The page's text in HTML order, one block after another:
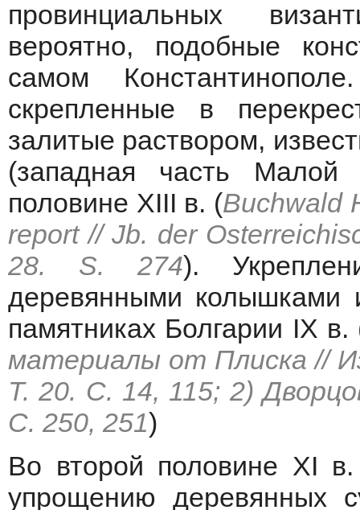
провинциальных
вероятно, подобные
самом
скрепленные в
залитые раствором,
(западная часть
половине XIII в. (Buchwald
report // Jb. der
28. S. 274).
деревянными колышками
памятниках Болгарии IX в.
материалы от Плиска //
Т. 20. С. 14, 115; 2)
С. 250, 251)
Во второй половине XI
упрощению деревянных